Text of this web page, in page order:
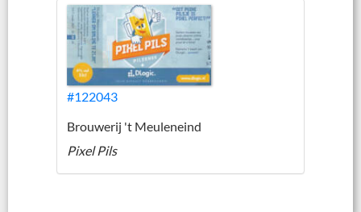
#122043
Brouwerij 't Meuleneind
Pixel Pils